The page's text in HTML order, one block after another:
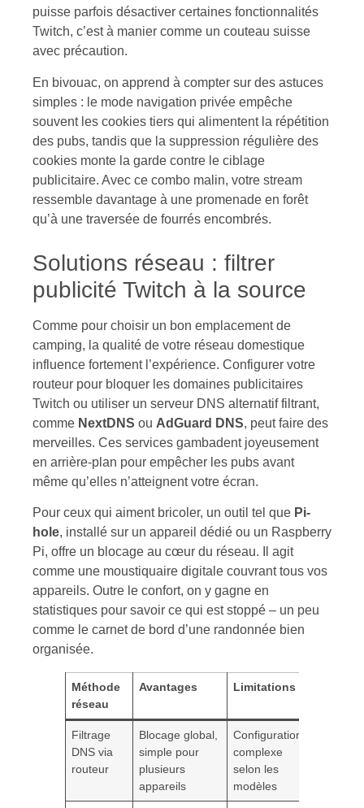
puisse parfois désactiver certaines fonctionnalités
Twitch, c’est à manier comme un couteau suisse
avec précaution.
En bivouac, on apprend à compter sur des astuces
simples : le mode navigation privée empêche
souvent les cookies tiers qui alimentent la répétition
des pubs, tandis que la suppression régulière des
cookies monte la garde contre le ciblage
publicitaire. Avec ce combo malin, votre stream
ressemble davantage à une promenade en forêt
qu’à une traversée de fourrés encombrés.
Solutions réseau : filtrer
publicité Twitch à la source
Comme pour choisir un bon emplacement de
camping, la qualité de votre réseau domestique
influence fortement l’expérience. Configurer votre
routeur pour bloquer les domaines publicitaires
Twitch ou utiliser un serveur DNS alternatif filtrant,
comme NextDNS ou AdGuard DNS, peut faire des
merveilles. Ces services gambadent joyeusement
en arrière-plan pour empêcher les pubs avant
même qu’elles n’atteignent votre écran.
Pour ceux qui aiment bricoler, un outil tel que Pi-
hole, installé sur un appareil dédié ou un Raspberry
Pi, offre un blocage au cœur du réseau. Il agit
comme une moustiquaire digitale couvrant tous vos
appareils. Outre le confort, on y gagne en
statistiques pour savoir ce qui est stoppé – un peu
comme le carnet de bord d’une randonnée bien
organisée.
Méthode
réseau
Avantages Limitations
Filtrage
DNS via
routeur
Blocage global,
simple pour
plusieurs
appareils
Configuration
complexe
selon les
modèles